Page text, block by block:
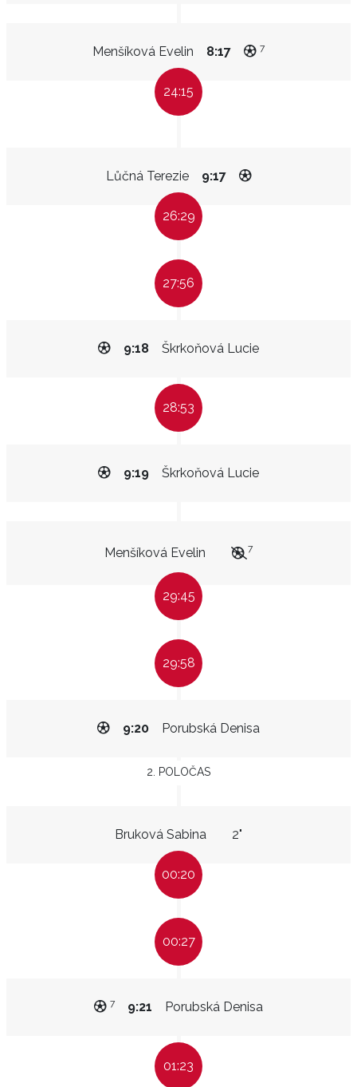
Menšíková Evelin 8:17 7
24:15
Lůčná Terezie 9:17
26:29
27:56
Škrkoňová Lucie
9:18
28:53
Škrkoňová Lucie
9:19
Menšíková Evelin 7
29:45
29:58
Porubská Denisa
9:20
2. POLOČAS
Bruková Sabina 2"
00:20
00:27
Porubská Denisa
9:21
7
01:23